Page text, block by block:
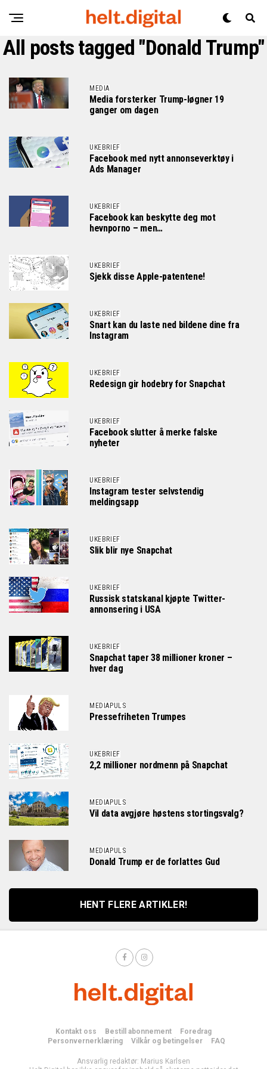
All posts tagged "Donald Trump"
MEDIA
Media forsterker Trump-løgner 19
ganger om dagen
UKEBRIEF
Facebook med nytt annonseverktøy i
Ads Manager
UKEBRIEF
Facebook kan beskytte deg mot
hevnporno – men…
UKEBRIEF
Sjekk disse Apple-patentene!
UKEBRIEF
Snart kan du laste ned bildene dine fra
Instagram
UKEBRIEF
Redesign gir hodebry for Snapchat
UKEBRIEF
Facebook slutter å merke falske
nyheter
UKEBRIEF
Instagram tester selvstendig
meldingsapp
UKEBRIEF
Slik blir nye Snapchat
UKEBRIEF
Russisk statskanal kjøpte Twitter-
annonsering i USA
UKEBRIEF
Snapchat taper 38 millioner kroner –
hver dag
MEDIAPULS
Pressefriheten Trumpes
UKEBRIEF
2,2 millioner nordmenn på Snapchat
MEDIAPULS
Vil data avgjøre høstens stortingsvalg?
MEDIAPULS
Donald Trump er de forlattes Gud
HENT FLERE ARTIKLER!
Kontakt oss Bestill abonnement
Foredrag
Personvernerklæring
Vilkår og betingelser FAQ
Ansvarlig redaktør: Marius Karlsen